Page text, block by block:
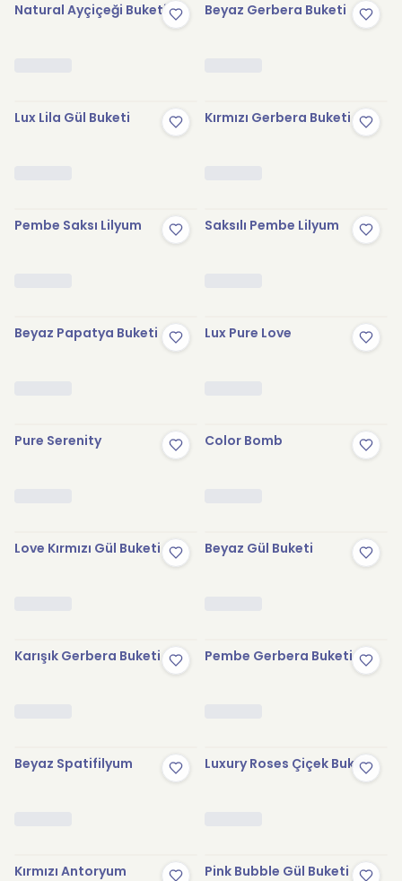
Natural Ayçiçeği Buketi Beyaz Gerbera Buketi
Lux Lila Gül Buketi Kırmızı Gerbera Buketi
Pembe Saksı Lilyum Saksılı Pembe Lilyum
Beyaz Papatya Buketi Lux Pure Love
Pure Serenity Color Bomb
Love Kırmızı Gül Buketi Beyaz Gül Buketi
Karışık Gerbera Buketi Pembe Gerbera Buketi
Beyaz Spatifilyum Luxury Roses Çiçek Buketi
Kırmızı Antoryum Pink Bubble Gül Buketi